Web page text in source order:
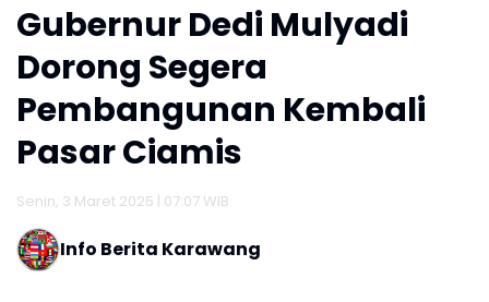
Gubernur Dedi Mulyadi
Dorong Segera
Pembangunan Kembali
Pasar Ciamis
Senin, 3 Maret 2025 | 07:07 WIB
Info Berita Karawang